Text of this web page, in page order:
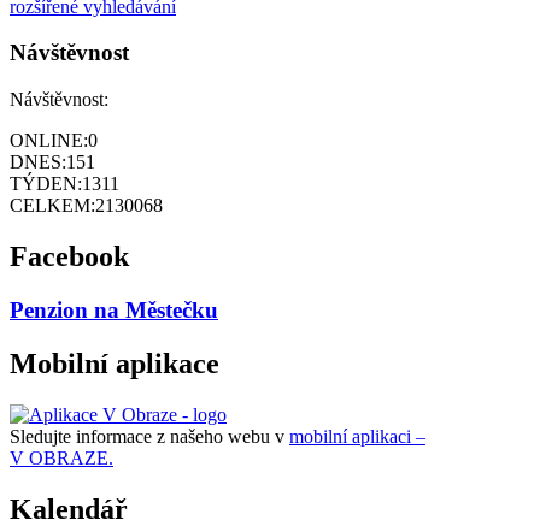
rozšířené vyhledávání
Návštěvnost
Návštěvnost:
ONLINE:0
DNES:151
TÝDEN:1311
CELKEM:2130068
Facebook
Penzion na Městečku
Mobilní aplikace
Sledujte informace z našeho webu v mobilní aplikaci –
V OBRAZE.
Kalendář